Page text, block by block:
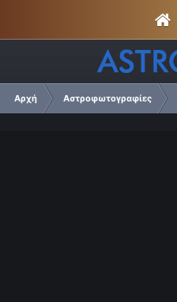
Αρχή Αστροφωτογραφίες